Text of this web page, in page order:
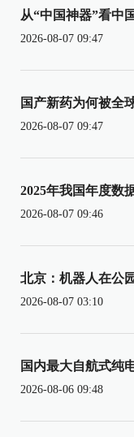
从“中国神器”看中
2026-08-07 09:47
国产新药为何被全
2026-08-07 09:47
2025年我国年度数
2026-08-07 09:46
北京：机器人在公
2026-08-07 03:10
国内最大自航式纯
2026-08-06 09:48